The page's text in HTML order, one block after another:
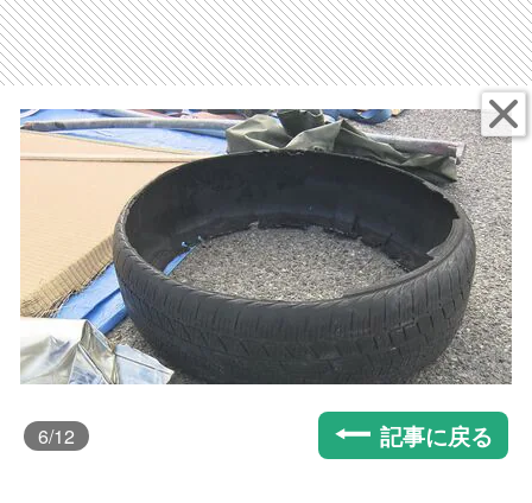
6/12 記事に戻る